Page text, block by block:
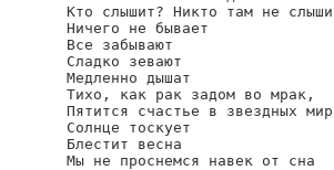
Кто слышит? Никто там не
Ничего не бывает
Все забывают
Сладко зевают
Медленно дышат
Тихо, как рак задом во мрак,
Пятится счастье в звездных
Солнце тоскует
Блестит весна
Мы не проснемся навек от сна